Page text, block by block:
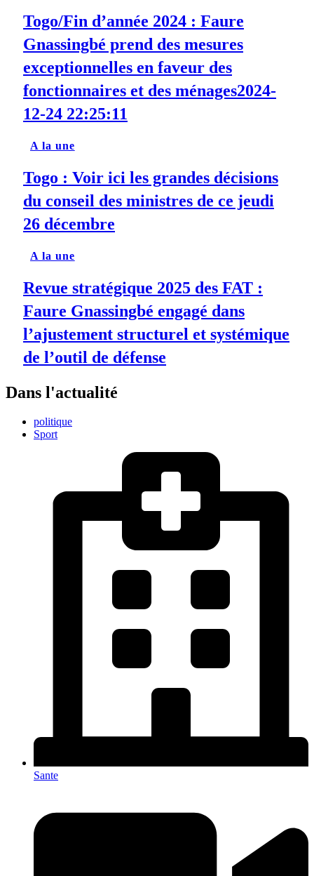
Togo/Fin d’année 2024 : Faure
Gnassingbé prend des mesures
exceptionnelles en faveur des
fonctionnaires et des ménages2024-
12-24 22:25:11
A la une
Togo : Voir ici les grandes décisions
du conseil des ministres de ce jeudi
26 décembre
A la une
Revue stratégique 2025 des FAT :
Faure Gnassingbé engagé dans
l’ajustement structurel et systémique
de l’outil de défense
Dans l'actualité
politique
Sport
Sante